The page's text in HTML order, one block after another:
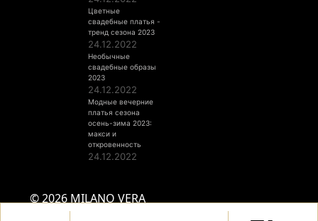
Цветные
свадебные платья -
тренд сезона 2023
24.12.2022
Необычные
свадебные образы
2023
24.12.2022
Модные вечерние
платья сезона
осень-зима 2023:
макси и
откровенность
24.12.2022
© 2026 MILANO VERA